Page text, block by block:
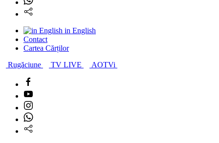
in English
Contact
Cartea Cărților
Rugăciune
TV LIVE AOTVi